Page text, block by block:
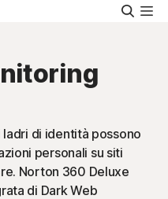
Cerca
ladri di identità possono
personali su siti
Norton 360 Deluxe
di Dark Web